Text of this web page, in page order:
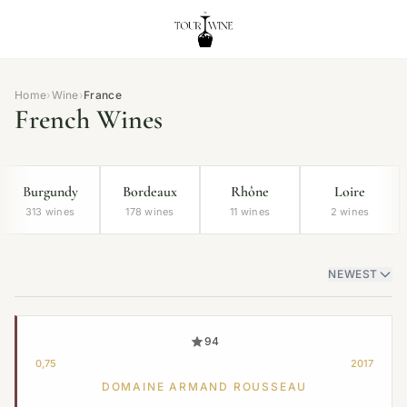
Home›Wine›France
French Wines
Burgundy
313 wines
Bordeaux
178 wines
Rhône
11 wines
Loire
2 wines
NEWEST
94
0,75 2017
DOMAINE ARMAND ROUSSEAU